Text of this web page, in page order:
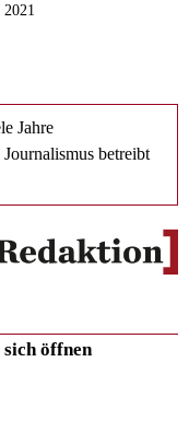
Jahre
betreibt
öffnen